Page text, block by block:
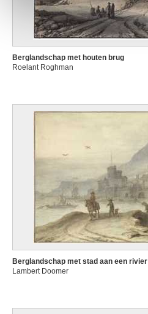
Berglandschap met houten brug
Roelant Roghman
Berglandschap met stad aan een rivier
Lambert Doomer